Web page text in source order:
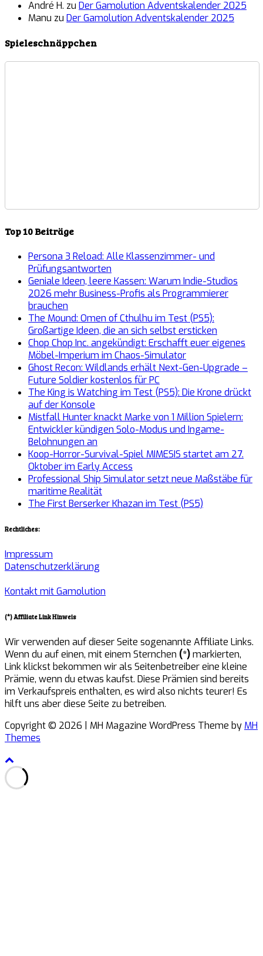
André H. zu Der Gamolution Adventskalender 2025
Manu zu Der Gamolution Adventskalender 2025
Spieleschnäppchen
Top 10 Beiträge
Persona 3 Reload: Alle Klassenzimmer- und
Prüfungsantworten
Geniale Ideen, leere Kassen: Warum Indie-Studios
2026 mehr Business-Profis als Programmierer
brauchen
The Mound: Omen of Cthulhu im Test (PS5):
Großartige Ideen, die an sich selbst ersticken
Chop Chop Inc. angekündigt: Erschafft euer eigenes
Möbel-Imperium im Chaos-Simulator
Ghost Recon: Wildlands erhält Next-Gen-Upgrade –
Future Soldier kostenlos für PC
The King is Watching im Test (PS5): Die Krone drückt
auf der Konsole
Mistfall Hunter knackt Marke von 1 Million Spielern:
Entwickler kündigen Solo-Modus und Ingame-
Belohnungen an
Koop-Horror-Survival-Spiel MIMESIS startet am 27.
Oktober im Early Access
Professional Ship Simulator setzt neue Maßstäbe für
maritime Realität
The First Berserker Khazan im Test (PS5)
Rechtliches:
Impressum
Datenschutzerklärung
Kontakt mit Gamolution
(*) Affiliate Link Hinweis
Wir verwenden auf dieser Seite sogenannte Affiliate Links.
Wenn du auf einen, mit einem Sternchen (*)markierten,
Link klickst bekommen wir als Seitenbetreiber eine kleine
Prämie, wenn du etwas kaufst. Diese Prämien sind bereits
im Verkaufspreis enthalten, es wird also nichts teurer! Es
hilft uns aber diese Seite zu betreiben.
Copyright © 2026 | MH Magazine WordPress Theme by MH
Themes